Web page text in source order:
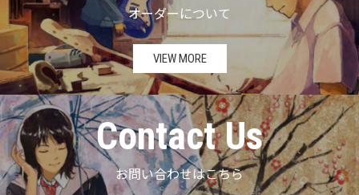
オーダーについて
VIEW MORE
Contact Us
お問い合わせはこちら